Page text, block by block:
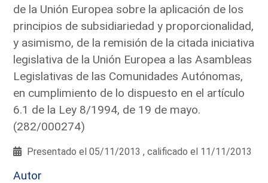
de la Unión Europea sobre la aplicación de los
principios de subsidiariedad y proporcionalidad,
y asimismo, de la remisión de la citada iniciativa
legislativa de la Unión Europea a las Asambleas
Legislativas de las Comunidades Autónomas,
en cumplimiento de lo dispuesto en el artículo
6.1 de la Ley 8/1994, de 19 de mayo.
(282/000274)
Presentado el 05/11/2013 , calificado el 11/11/2013
Autor